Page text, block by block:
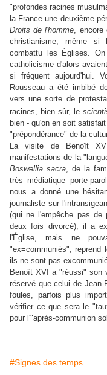
"profondes racines
la France une deuxième
Droits de l'homme ,
christianisme, même si
combattu les Églises.
catholicisme d'alors
si fréquent aujourd'hui.
Rousseau a été imbibé
vers une sorte de
racines, bien sûr, le
bien - qu'on en soit
"prépondérance" de la
La visite de Benoît
manifestations de la
Boswellia sacra, de la
très médiatique porte-
nous a donné une
journaliste sur
(qui ne l'empêche pas de
deux fois divorcé), il a
l'Église, mais ne
"ex=communiés", reprend
ils ne sont pas
Benoît XVI a "réussi" son
réservé que celui de
foules, parfois plus
vérifier ce que sera le
pour l'"après-communion
#Signes des temps